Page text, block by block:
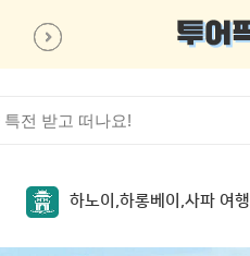
하노이,하롱베이,사파 여행